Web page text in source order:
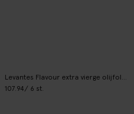
Levantes Flavour extra vierge olijfolie Manaki
107.94/ 6 st.